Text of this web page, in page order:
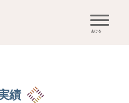
績